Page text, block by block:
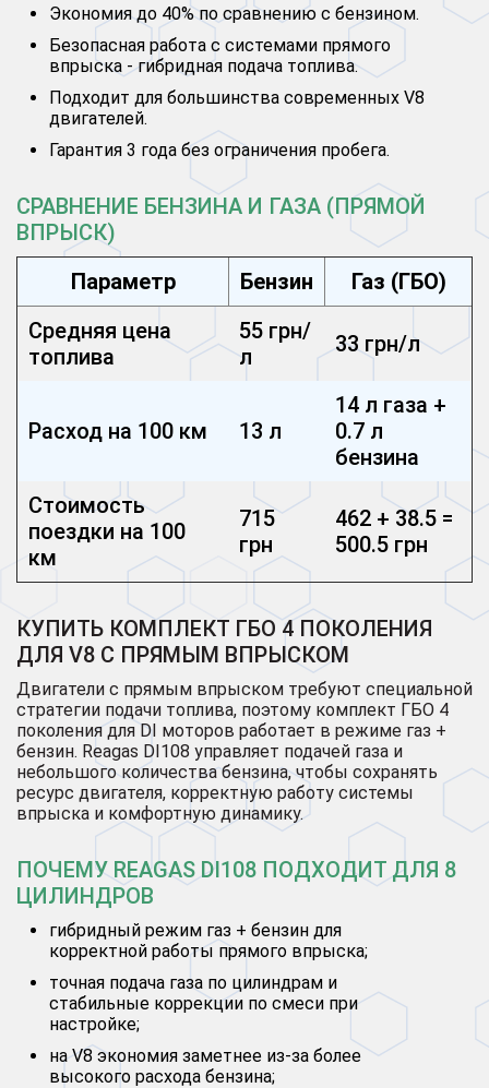
Экономия до 40% по сравнению с бензином.
Безопасная работа с системами прямого
впрыска - гибридная подача топлива.
Подходит для большинства современных V8
двигателей.
Гарантия 3 года без ограничения пробега.
СРАВНЕНИЕ БЕНЗИНА И ГАЗА (ПРЯМОЙ
ВПРЫСК)
Параметр
Бензин
Газ (ГБО)
Средняя цена
топлива
55 грн/
л
33 грн/л
Расход на 100 км 13 л
14 л газа +
0.7 л
бензина
Стоимость
поездки на 100
км
715
грн
462 + 38.5 =
500.5 грн
КУПИТЬ КОМПЛЕКТ ГБО 4 ПОКОЛЕНИЯ
ДЛЯ V8 С ПРЯМЫМ ВПРЫСКОМ
Двигатели с прямым впрыском требуют специальной
стратегии подачи топлива, поэтому комплект ГБО 4
поколения для DI моторов работает в режиме газ +
бензин. Reagas DI108 управляет подачей газа и
небольшого количества бензина, чтобы сохранять
ресурс двигателя, корректную работу системы
впрыска и комфортную динамику.
ПОЧЕМУ REAGAS DI108 ПОДХОДИТ ДЛЯ 8
ЦИЛИНДРОВ
гибридный режим газ + бензин для
корректной работы прямого впрыска;
точная подача газа по цилиндрам и
стабильные коррекции по смеси при
настройке;
на V8 экономия заметнее из-за более
высокого расхода бензина;